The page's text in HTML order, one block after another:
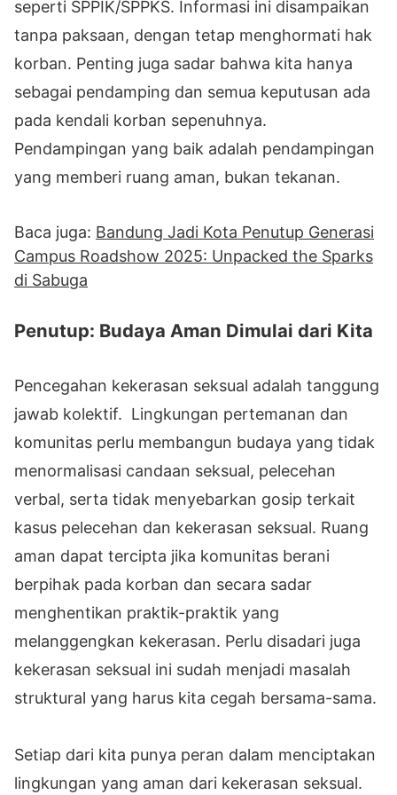
seperti SPPIK/SPPKS. Informasi ini disampaikan
tanpa paksaan, dengan tetap menghormati hak
korban. Penting juga sadar bahwa kita hanya
sebagai pendamping dan semua keputusan ada
pada kendali korban sepenuhnya.
Pendampingan yang baik adalah pendampingan
yang memberi ruang aman, bukan tekanan.
Baca juga: Bandung Jadi Kota Penutup Generasi
Campus Roadshow 2025: Unpacked the Sparks
di Sabuga
Penutup: Budaya Aman Dimulai dari Kita
Pencegahan kekerasan seksual adalah tanggung
jawab kolektif. Lingkungan pertemanan dan
komunitas perlu membangun budaya yang tidak
menormalisasi candaan seksual, pelecehan
verbal, serta tidak menyebarkan gosip terkait
kasus pelecehan dan kekerasan seksual. Ruang
aman dapat tercipta jika komunitas berani
berpihak pada korban dan secara sadar
menghentikan praktik-praktik yang
melanggengkan kekerasan. Perlu disadari juga
kekerasan seksual ini sudah menjadi masalah
struktural yang harus kita cegah bersama-sama.
Setiap dari kita punya peran dalam menciptakan
lingkungan yang aman dari kekerasan seksual.